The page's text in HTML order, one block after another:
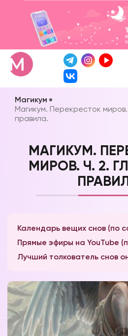
Магикум
Магикум. Перекресток миров.
правила.
МАГИКУМ.
МИРОВ. Ч. 2.
Календарь вещих снов (по
Прямые эфиры на YouTube
Лучший толкователь снов